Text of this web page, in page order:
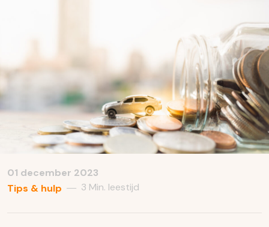
01 december 2023
Tips & hulp — 3 Min. leestijd